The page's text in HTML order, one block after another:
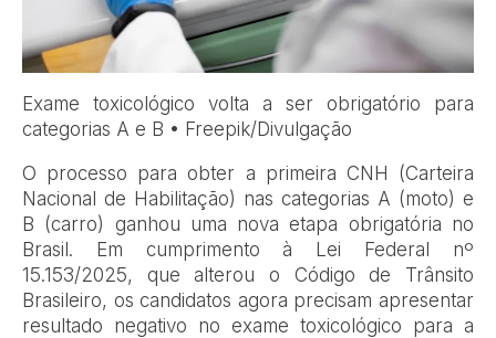
Exame toxicológico volta a ser obrigatório para
categorias A e B • Freepik/Divulgação
O processo para obter a primeira CNH (Carteira
Nacional de Habilitação) nas categorias A (moto) e
B (carro) ganhou uma nova etapa obrigatória no
Brasil. Em cumprimento à Lei Federal nº
15.153/2025, que alterou o Código de Trânsito
Brasileiro, os candidatos agora precisam apresentar
resultado negativo no exame toxicológico para a